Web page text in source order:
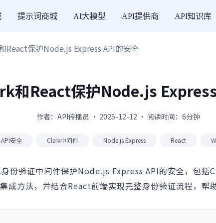
提示词商城 AI大模型 API提供商 API知识库
React保护Node.js Express API的安全
和React保护Node.js
作者：API传播员 · 2025-12-12 · 阅读时间：6分钟
API安全 Clerk中间件 Node.js Express React
份验证中间件保护Node.js Express API的安全，包
方法，并结合React前端实现完整身份验证流程，帮